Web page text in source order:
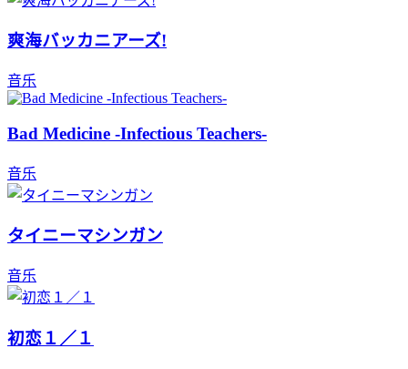
爽海バッカニアーズ!
音乐
Bad Medicine -Infectious Teachers-
音乐
タイニーマシンガン
音乐
初恋１／１